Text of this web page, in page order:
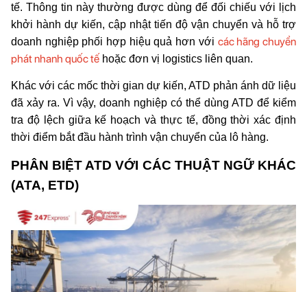
tế. Thông tin này thường được dùng để đối chiếu với lịch
khởi hành dự kiến, cập nhật tiến độ vận chuyển và hỗ trợ
doanh nghiệp phối hợp hiệu quả hơn với các hãng chuyển
phát nhanh quốc tế hoặc đơn vị logistics liên quan.
Khác với các mốc thời gian dự kiến, ATD phản ánh dữ liệu
đã xảy ra. Vì vậy, doanh nghiệp có thể dùng ATD để kiểm
tra độ lệch giữa kế hoạch và thực tế, đồng thời xác định
thời điểm bắt đầu hành trình vận chuyển của lô hàng.
PHÂN BIỆT ATD VỚI CÁC THUẬT NGỮ KHÁC
(ATA, ETD)